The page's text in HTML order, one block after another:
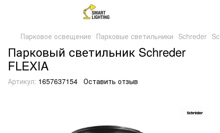
Парковое освещение Парковые светильники Schreder
Парковый светильник Schreder
FLEXIA
Артикул: 1657637154 Оставить отзыв